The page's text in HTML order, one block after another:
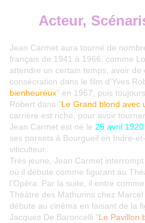
Acteur,
Jean Carmet aura tourné de
français de 1941 à 1966, comme
attendre un certain temps, avoir
consécration dans le film d'Yves
bienheureux" en 1967, puis
Robert dans "Le Grand blond avec
carrière est riche, pour avoir
Jean Carmet est né le 25 avril 1920
ses parents à Bourgueil en Indre-
viticulteur.
Très jeune, Jean Carmet
où il débute comme figurant au
l'Opéra. Par la suite, il entre
Théâtre des Mathurins chez
débute au cinéma en faisant de la
Jacques De Baroncelli "Le Pavillon